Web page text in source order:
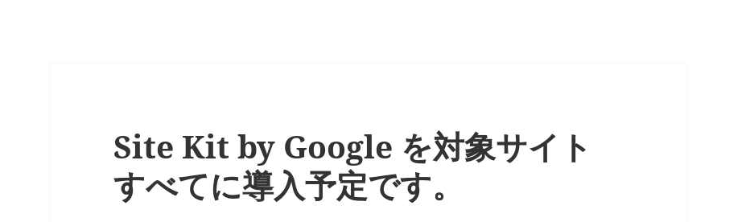
Site Kit by Google を対象サイト
すべてに導入予定です。